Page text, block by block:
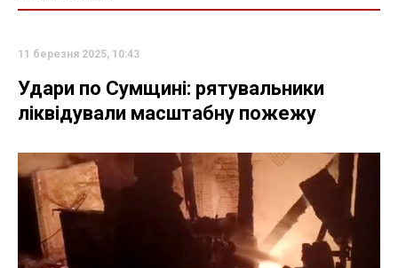
11 березня 2025, 10:43
Удари по Сумщині: рятувальники
ліквідували масштабну пожежу